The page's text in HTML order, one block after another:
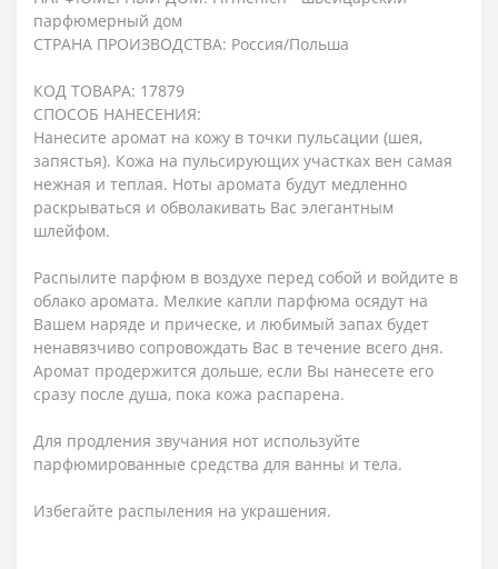
парфюмерный дом
СТРАНА ПРОИЗВОДСТВА: Россия/Польша
КОД ТОВАРА: 17879
СПОСОБ НАНЕСЕНИЯ:
Нанесите аромат на кожу в точки пульсации (шея,
запястья). Кожа на пульсирующих участках вен самая
нежная и теплая. Ноты аромата будут медленно
раскрываться и обволакивать Вас элегантным
шлейфом.
Распылите парфюм в воздухе перед собой и войдите в
облако аромата. Мелкие капли парфюма осядут на
Вашем наряде и прическе, и любимый запах будет
ненавязчиво сопровождать Вас в течение всего дня.
Аромат продержится дольше, если Вы нанесете его
сразу после душа, пока кожа распарена.
Для продления звучания нот используйте
парфюмированные средства для ванны и тела.
Избегайте распыления на украшения.